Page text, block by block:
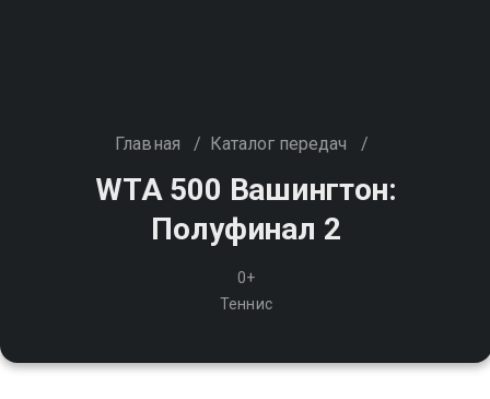
Главная / Каталог передач /
WTA 500 Вашингтон:
Полуфинал 2
0+
Теннис